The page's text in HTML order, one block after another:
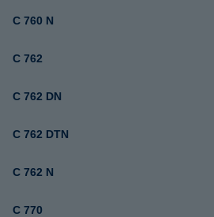
C 760 N
C 762
C 762 DN
C 762 DTN
C 762 N
C 770